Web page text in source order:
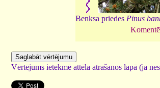
Benksa priedes Pinus
Vērtējums ietekmē attēla atrašanos lapā (ja